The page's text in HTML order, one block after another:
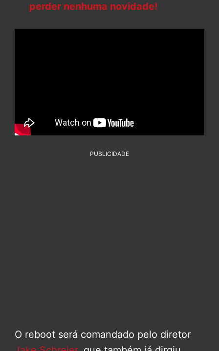
perder nenhuma novidade!
PUBLICIDADE
O reboot será comandado pelo diretor